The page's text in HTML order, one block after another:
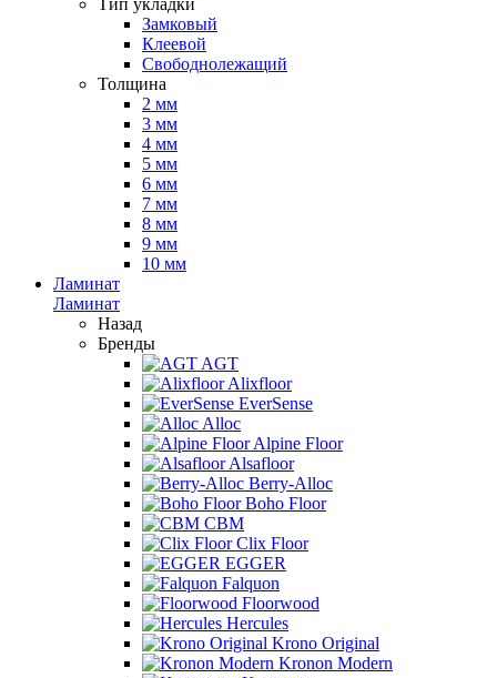
Тип укладки
Замковый
Клеевой
Свободнолежащий
Толщина
2 мм
3 мм
4 мм
5 мм
6 мм
7 мм
8 мм
9 мм
10 мм
Ламинат
Ламинат
Назад
Бренды
AGT
Alixfloor
EverSense
Alloc
Alpine Floor
Alsafloor
Berry-Alloc
Boho Floor
CBM
Clix Floor
EGGER
Falquon
Floorwood
Hercules
Krono Original
Kronon Modern